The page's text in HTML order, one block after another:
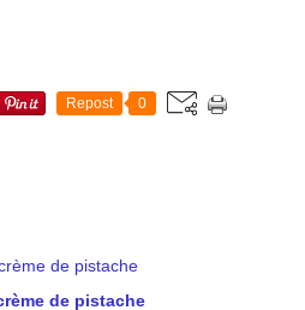
Repost 0
de pistache